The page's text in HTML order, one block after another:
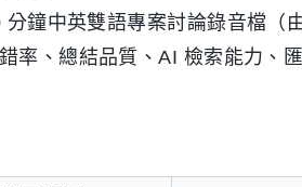
分鐘中英雙語專案討論錄音檔（
錯率、總結品質、AI 檢索能力、